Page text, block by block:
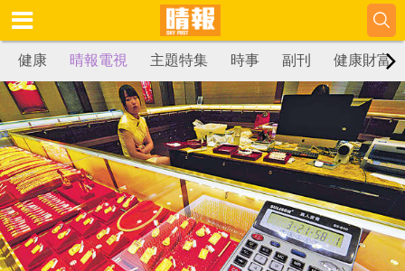
健康 晴報電視 主題特集 時事 副刊 健康財富